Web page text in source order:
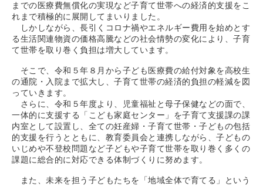
までの医療費無償化の実現など子育て世帯への経済的支援をこ
れまで積極的に展開してまいりました。
しかしながら、長引くコロナ禍やエネルギー費用を始めとす
る生活関連物資の価格高騰などの社会情勢の変化により、子育
て世帯を取り巻く負担は増大しています。
そこで、令和５年８月から子ども医療費の給付対象を高校生
の通院・入院まで拡大し、子育て世帯の経済的負担の軽減を図
っていきます。
さらに、令和５年度より、児童福祉と母子保健などの面で、
一体的に支援する「こども家庭センター」を子育て支援課の課
内室として設置し、全ての妊産婦・子育て世帯・子どもの包括
的支援を行うとともに、教育委員会と連携しながら、子どもの
いじめや不登校問題など子どもや子育て世帯を取り巻く多くの
課題に総合的に対応できる体制づくりに努めます。
また、未来を担う子どもたちを「地域全体で育てる」という